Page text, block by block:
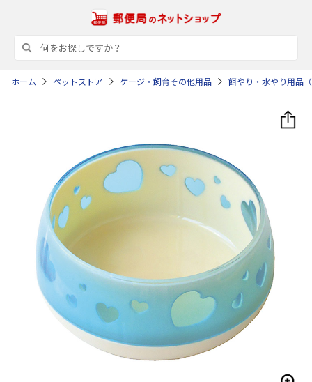
ホーム ペットストア ケージ・飼育その他用品 餌やり・水やり用品